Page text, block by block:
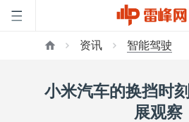
资讯 智能驾驶
小米汽车的换挡时
展观察